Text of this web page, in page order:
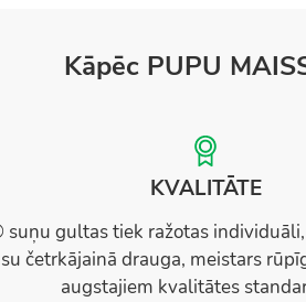
Kāpēc PUPU
KVALITĀTE
suņu gultas tiek ražotas
četrkājainā drauga, meistars
augstajiem kvalitātes